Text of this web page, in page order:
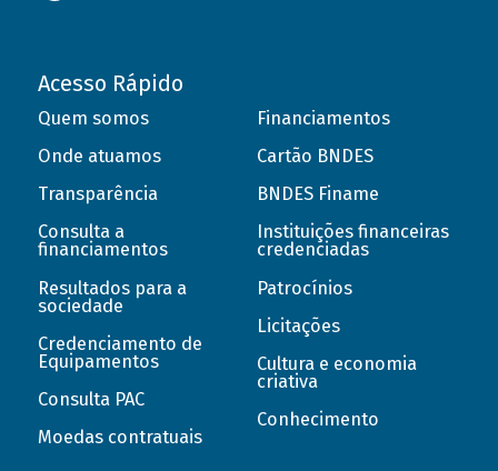
Acesso Rápido
Quem somos
Onde atuamos
Transparência
Consulta a
financiamentos
Resultados para a
sociedade
Credenciamento de
Equipamentos
Consulta PAC
Moedas contratuais
Financiamentos
Cartão BNDES
BNDES Finame
Instituições financeiras
credenciadas
Patrocínios
Licitações
Cultura e economia
criativa
Conhecimento